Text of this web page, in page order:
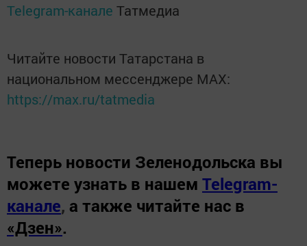
Telegram-канале Татмедиа
Читайте новости Татарстана в
национальном мессенджере MАХ:
https://max.ru/tatmedia
Теперь новости Зеленодольска вы
можете узнать в нашем Telegram-
канале, а также читайте нас в
«Дзен».